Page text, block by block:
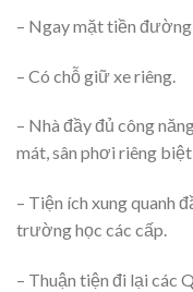
– Ngay mặt tiền
– Có chỗ giữ xe riêng.
– Nhà đầy đủ công
mát, sân phơi riêng
– Tiện ích xung quanh
trường học các cấp.
– Thuận tiện đi lại các